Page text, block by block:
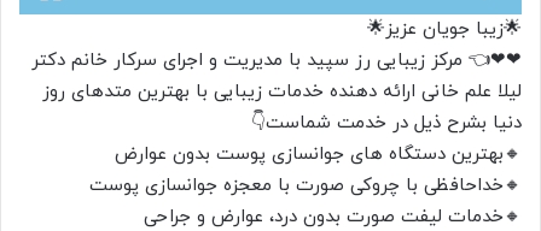
🌟زیبا جویان عزیز🌟
❤❤👈 مرکز زیبایی رز سپید با مدیریت و اجرای سرکار خانم دکتر
لیلا علم خانی ارائه دهنده خدمات زیبایی با بهترین متدهای روز
دنیا بشرح ذیل در خدمت شماست👇
🔸️بهترین دستگاه های جوانسازی پوست بدون عوارض
🔸️خداحافظی با چروکی صورت با معجزه جوانسازی پوست
🔸️خدمات لیفت صورت بدون درد، عوارض و جراحی